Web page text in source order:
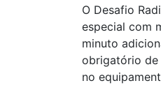
O Desafio
especial com
minuto
obrigatório de
no